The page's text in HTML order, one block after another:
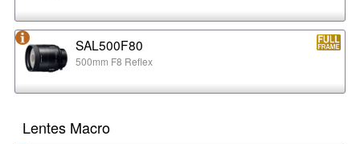
SAL500F80
500mm F8 Reflex
Lentes Macro